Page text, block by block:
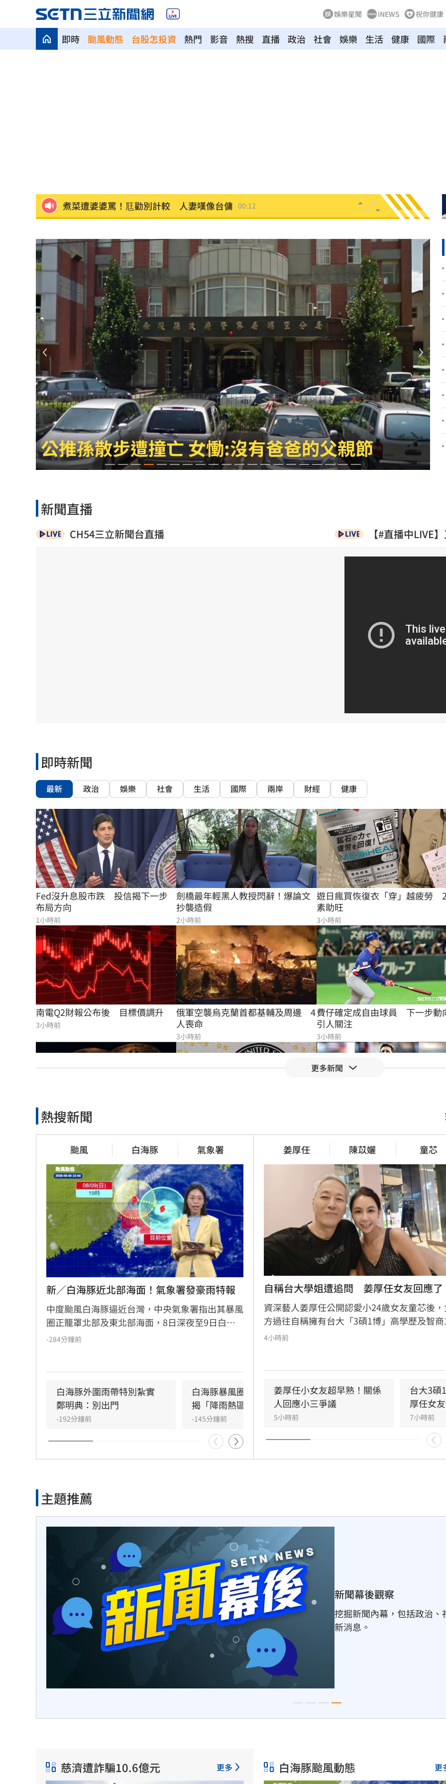
娛樂星聞 iNEWS 祝你健康
即時 颱風動態 台股怎投資 熱門 影音 熱搜 直播 政治 社會 娛樂 生活 健康 國際
煮菜遭婆婆罵！尫勸別計較 人妻嘆像台傭 00:12
南電Q2財報公布後 目標價調升 00:00
俄軍空襲烏克蘭首都基輔及周邊 4人喪命 23:59
費仔確定成自由球員 下一步動向引人關注
米蘭達離婚奧蘭多布魯13年！罕談前夫互動 23:40
美制裁杜拜加密幣交所！控助伊朗革命衛隊 23:37
美就業數據爆冷 這信號Fed升息警報降溫 23:34
梅西父親病逝享壽68歲 一路陪伴兒闖足壇 23:31
5登山客2025年雪崩失蹤 尼泊爾尋獲遺體 23:29
喝錯傷身！營養師整理喝咖啡「7大守則」 23:27
美：東南亞詐騙園區多由中國背景組織主導 23:25
ETF存到2千萬退休！他因1封信重回職場
公推孫散步遭撞亡 女慟:沒有爸爸的父親節
新聞直播
CH54三立新聞台直播
【#直播中LIVE
即時新聞
最新 政治 娛樂 社會 生活 國際 兩岸 財經 健康
Fed沒升息股市跌　投信揭下一步
布局方向
1小時前
劍橋最年輕黑人教授閃辭！爆論文
抄襲造假
2小時前
遊日瘋買恢復衣「穿」越疲勞　
素助旺
3小時前
南電Q2財報公布後　目標價調升
3小時前
俄軍空襲烏克蘭首都基輔及周邊　4
人喪命
3小時前
費仔確定成自由球員　下一步動
引人關注
3小時前
美制裁杜拜加密幣交所！控助伊朗
警報降溫
3小時前
兒闖足壇
喝錯傷身！營養師整理喝咖啡「7大
守則」
3小時前
美：東南亞詐騙園區多由中國背景
組織主導
3小時前
拆監獄家書見「叫別人老婆」人
氣炸
更多新聞
熱搜新聞
颱風 白海豚 氣象署
新／白海豚近北部海面！氣象署發豪雨特報
中度颱風白海豚逼近台灣，中央氣象署指出其暴風
圈正籠罩北部及東北部海面，8日深夜至9日白天
是影響最劇烈時刻。受外圍環流影響，中北部山區
溫。沿海地區風浪強勁，基隆北海岸掀起6米巨
浪，適逢年度大潮，低窪地區務必慎防積淹水。預
計颱風將於9日晚間登陸中國後減弱，北部降雨有
望在10日清晨趨緩，提醒民眾父親節連假期間避
布的豪雨特報與防颱資訊，確保生命財產安全。
-284分鐘前
白海豚外圍雨帶特別紮實
鄭明典：別出門
-192分鐘前
白海豚暴風圈縮小！氣象署
揭「降雨熱區」
-145分鐘前
新／新竹宣布！五峰尖石8
校明停課但上班
姜厚任 陳苡孋 童芯
自稱台大學姐遭追問　姜厚任女友回應了
資深藝人姜厚任公開認愛小24歲女友童芯後
方過往自稱擁有台大「3碩1博」高學歷及智
等背景引發外界高度質疑。童芯日前於社群發
題持續發酵，網友針對其學歷真實性仍存有諸
問。面對女友身陷輿論風波，姜厚任展現力挺
度，笑稱兩人的戀情已像偵探片，強調對女
知情且不擔憂。林宜君
4小時前
姜厚任小女友超早熟！關係
人回應小三爭議
5小時前
台大3碩
厚任女
7小時前
主題推薦
新聞幕後觀察
挖掘新聞內幕，包括政治
新消息。
慈濟遭詐騙10.6億元 更多 白海豚颱風動態 更